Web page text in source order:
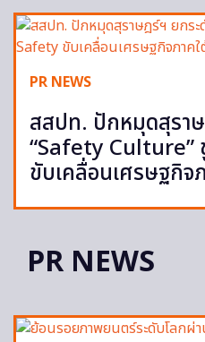
PR NEWS
สสปท. ปักหมุดสุรา
“Safety
ขับเคลื่อนเศรษฐกิจ
PR NEWS